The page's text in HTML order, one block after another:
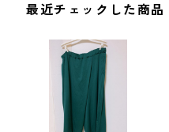
最近チェックした商品